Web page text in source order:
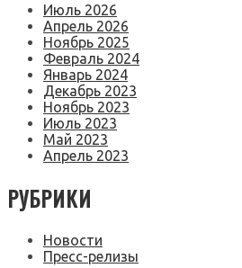
Июль 2026
Апрель 2026
Ноябрь 2025
Февраль 2024
Январь 2024
Декабрь 2023
Ноябрь 2023
Июль 2023
Май 2023
Апрель 2023
РУБРИКИ
Новости
Пресс-релизы